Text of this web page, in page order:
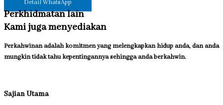
Detail WhatsApp
Perkhidmatan lain
Kami juga menyediakan
Perkahwinan adalah komitmen yang melengkapkan hidup anda, dan anda
mungkin tidak tahu kepentingannya sehingga anda berkahwin.
Sajian Utama